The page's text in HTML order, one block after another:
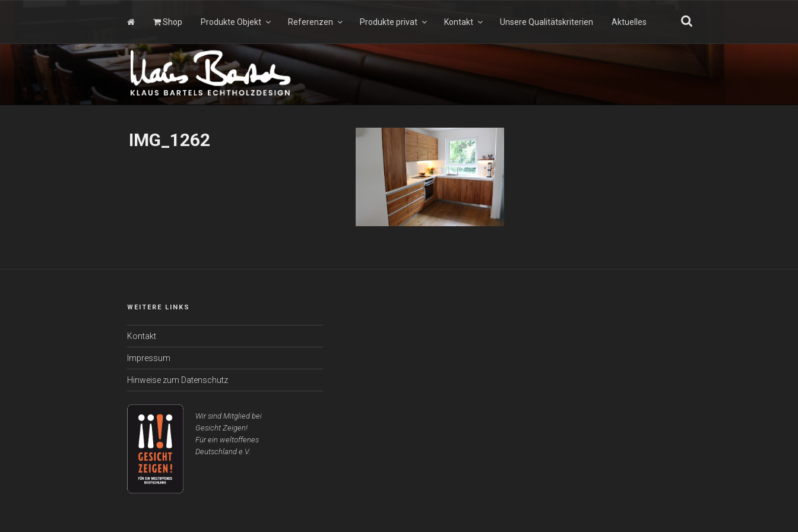
KLAUS BARTELS – ECHTHOLZDESIGN
Shop Produkte Objekt Referenzen Produkte privat Kontakt Unsere Qualitätskriterien Aktuelles
Suchen
nach:
Suchen
IMG_1262
WEITERE LINKS
Kontakt
Impressum
Hinweise zum Datenschutz
Wir sind Mitglied bei
Gesicht Zeigen!
Für ein weltoffenes
Deutschland e.V.